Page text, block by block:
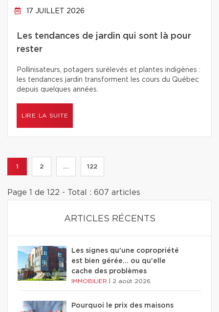
17 JUILLET 2026
Les tendances de jardin qui sont là pour
rester
Pollinisateurs, potagers surélevés et plantes indigènes :
les tendances jardin transforment les cours du Québec
depuis quelques années.
LIRE LA SUITE
1 2 ... 122
Page 1 de 122 - Total : 607 articles
ARTICLES RÉCENTS
Les signes qu'une copropriété
est bien gérée… ou qu'elle
cache des problèmes
IMMOBILIER 2 août 2026
Pourquoi le prix des maisons